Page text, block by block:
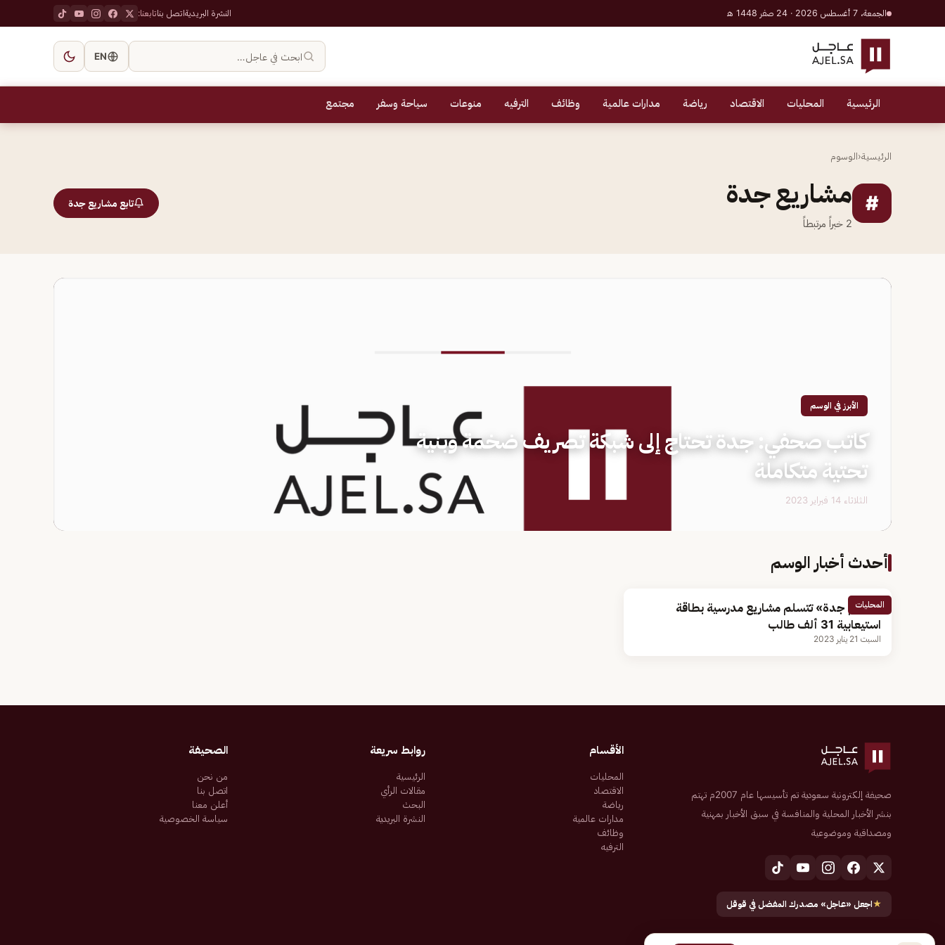
الجمعة، 7 أغسطس 2026 · 24 صفر 1448 هـ النشرة البريديةاتصل بناتابعنا:
ابحث في عاجل… EN
الرئيسية المحليات الاقتصاد رياضة مدارات عالمية وظائف الترفيه منوعات سياحة وسفر مجتمع
الرئيسية‹الوسوم
# مشاريع جدة
2 خبراً مرتبطاً
تابع مشاريع جدة
الأبرز في الوسم
كاتب صحفي: جدة تحتاج إلى شبكة تصريف ضخمة وبنية
تحتية متكاملة
الثلاثاء 14 فبراير 2023
أحدث أخبار الوسم
المحليات
«تعليم جدة» تتسلم مشاريع مدرسية بطاقة
استيعابية 31 ألف طالب
السبت 21 يناير 2023
صحيفة إلكترونية سعودية تم تأسيسها عام 2007م تهتم
بنشر الأخبار المحلية والمنافسة في سبق الأخبار بمهنية
ومصداقية وموضوعية
★اجعل «عاجل» مصدرك المفضل في قوقل
الأقسام
المحليات
الاقتصاد
رياضة
مدارات عالمية
وظائف
الترفيه
روابط سريعة
الرئيسية
مقالات الرأي
البحث
النشرة البريدية
الصحيفة
من نحن
اتصل بنا
أعلن معنا
سياسة الخصوصية